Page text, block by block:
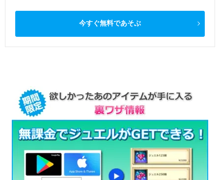
今すぐ無料であそぶ